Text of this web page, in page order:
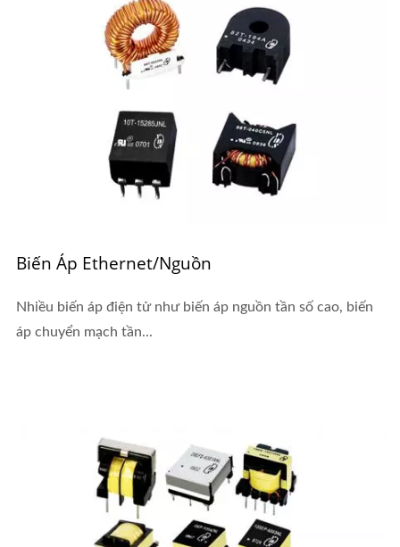
Biến Áp Ethernet/Nguồn
Nhiều biến áp điện tử như biến áp nguồn tần số cao, biến
áp chuyển mạch tần...